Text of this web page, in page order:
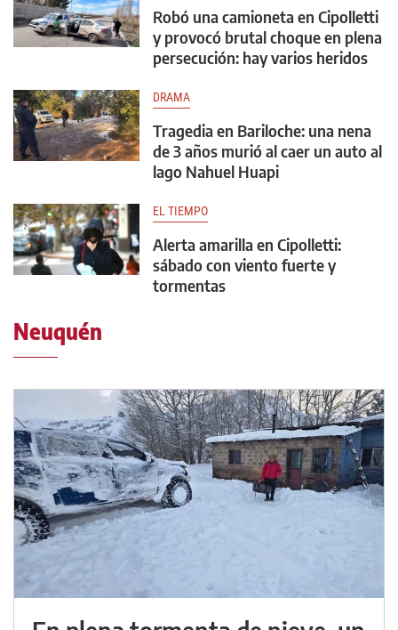
Robó una camioneta en Cipolletti
y provocó brutal choque en plena
persecución: hay varios heridos
DRAMA
Tragedia en Bariloche: una nena
de 3 años murió al caer un auto al
lago Nahuel Huapi
EL TIEMPO
Alerta amarilla en Cipolletti:
sábado con viento fuerte y
tormentas
Neuquén